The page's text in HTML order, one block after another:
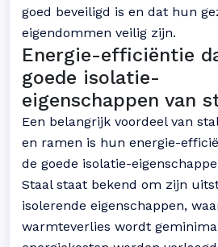
goed beveiligd is en dat hun
eigendommen veilig zijn.
Energie-efficiëntie
goede isolatie-
eigenschappen van
Een belangrijk voordeel van
en ramen is hun energie-
de goede isolatie-
Staal staat bekend om zijn
isolerende eigenschappen,
warmteverlies wordt